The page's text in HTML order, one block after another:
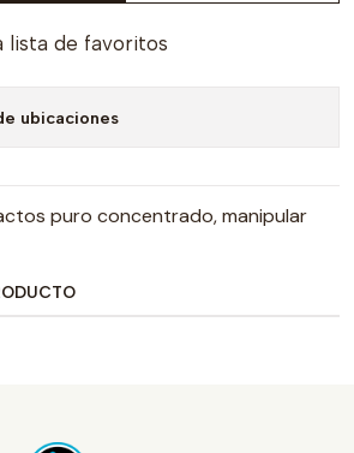
lista de favoritos
ubicaciones
puro concentrado, manipular